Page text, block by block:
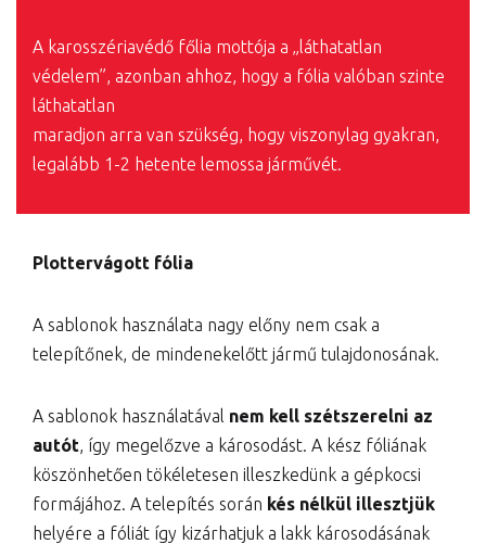
A karosszériavédő főlia mottója a „láthatatlan
védelem”, azonban ahhoz, hogy a fólia valóban szinte
láthatatlan
maradjon arra van szükség, hogy viszonylag gyakran,
legalább 1-2 hetente lemossa járművét.
Plottervágott fólia
A sablonok használata nagy előny nem csak a
telepítőnek, de mindenekelőtt jármű tulajdonosának.
A sablonok használatával nem kell szétszerelni az
autót, így megelőzve a károsodást. A kész fóliának
köszönhetően tökéletesen illeszkedünk a gépkocsi
formájához. A telepítés során kés nélkül illesztjük
helyére a fóliát így kizárhatjuk a lakk károsodásának